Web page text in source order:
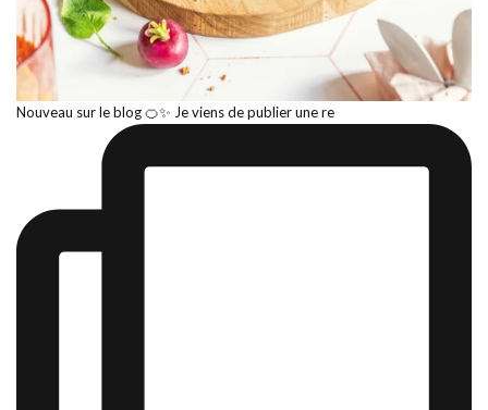
Nouveau sur le blog 🍊✨ Je viens de publier une re